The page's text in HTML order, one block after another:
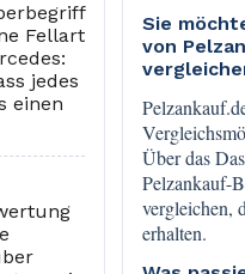
Fellart
jedes
einen
Sie
von
Über das
Pelzankauf-
vergleichen,
erhalten.